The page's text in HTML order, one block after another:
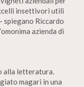
insettivori utili
spiegano Riccardo
azienda di
alla letteratura.
magari in una